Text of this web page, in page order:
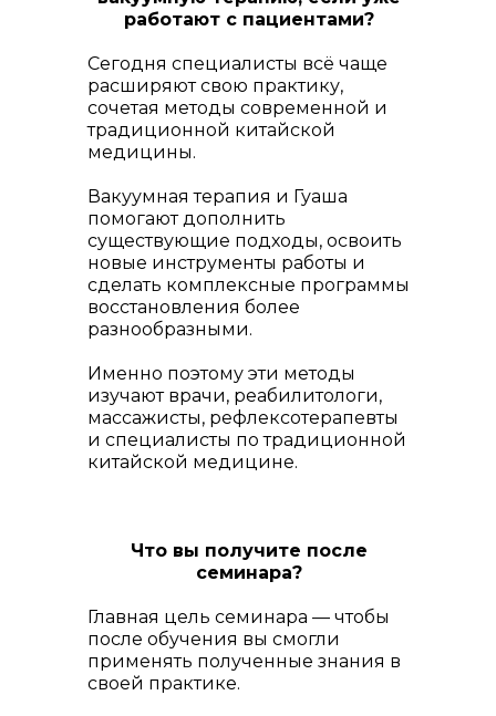
работают с пациентами?
Сегодня специалисты всё чаще
расширяют свою практику,
сочетая методы современной и
традиционной китайской
медицины.
Вакуумная терапия и Гуаша
помогают дополнить
существующие подходы, освоить
новые инструменты работы и
сделать комплексные программы
восстановления более
разнообразными.
Именно поэтому эти методы
изучают врачи, реабилитологи,
массажисты, рефлексотерапевты
и специалисты по традиционной
китайской медицине.
Что вы получите после
семинара?
Главная цель семинара — чтобы
после обучения вы смогли
применять полученные знания в
своей практике.